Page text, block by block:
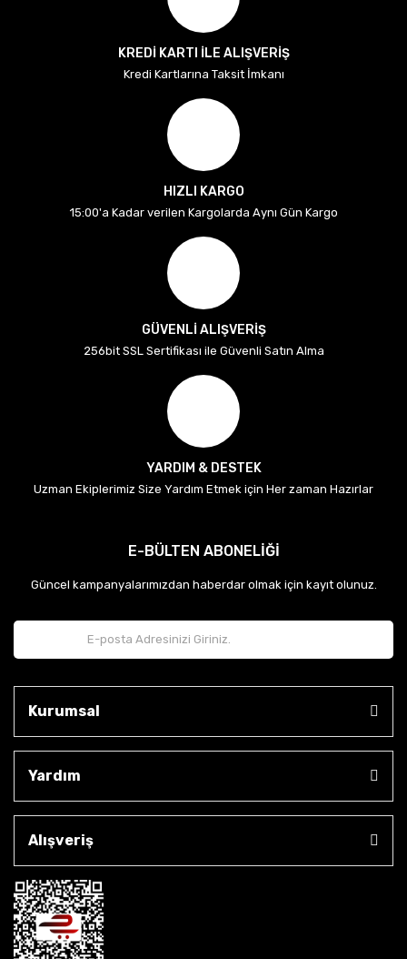
KREDİ KARTI İLE ALIŞVERİŞ
Kredi Kartlarına Taksit İmkanı
HIZLI KARGO
15:00'a Kadar verilen Kargolarda Aynı Gün Kargo
GÜVENLİ ALIŞVERİŞ
256bit SSL Sertifikası ile Güvenli Satın Alma
YARDIM & DESTEK
Uzman Ekiplerimiz Size Yardım Etmek için Her zaman Hazırlar
E-BÜLTEN ABONELİĞİ
Güncel kampanyalarımızdan haberdar olmak için kayıt olunuz.
Kurumsal
Yardım
Alışveriş